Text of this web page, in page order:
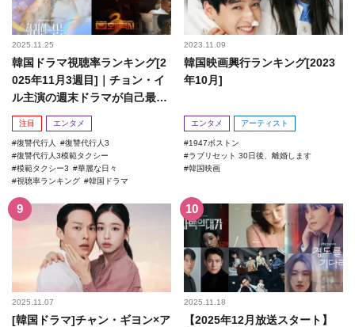
2025.11.25
韓国ドラマ視聴率ランキング[2
025年11月3週目]｜チョン・イ
ル主演の週末ドラマが自己最高
記録を更新！
注目 エンタメ
復讐代行人
復讐代行人3
復讐代行人3模範タクシー
模範タクシー3
華麗な日々
視聴率ランキング
韓国ドラマ
2023.11.09
韓国映画興行ランキング[2023
年10月]
エンタメ アーティスト
1947ボストン
ラブリセット 30日後、離婚します
韓国映画
2025.11.07
[韓国ドラマ]チャン・ギヨン×ア
2025.11.18
【2025年12月放送スタート】